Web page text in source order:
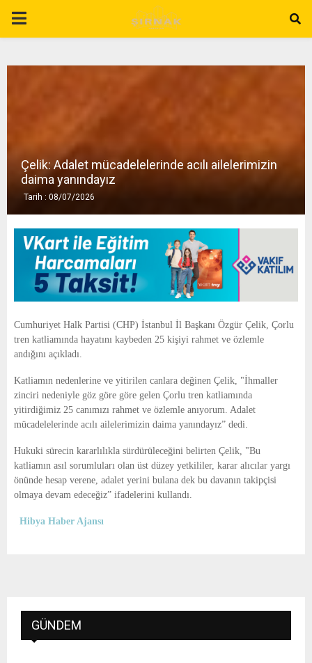
P
A
E
N
U
Çelik: Adalet mücadelelerinde acılı ailelerimizin
daima yanındayız
Tarih : 08/07/2026
Cumhuriyet Halk Partisi (CHP) İstanbul İl Başkanı Özgür Çelik, Çorlu
tren katliamında hayatını kaybeden 25 kişiyi rahmet ve özlemle
andığını açıkladı.
Katliamın nedenlerine ve yitirilen canlara değinen Çelik, "İhmaller
zinciri nedeniyle göz göre göre gelen Çorlu tren katliamında
yitirdiğimiz 25 canımızı rahmet ve özlemle anıyorum. Adalet
mücadelelerinde acılı ailelerimizin daima yanındayız” dedi.
Hukuki sürecin kararlılıkla sürdürüleceğini belirten Çelik, "Bu
katliamın asıl sorumluları olan üst düzey yetkililer, karar alıcılar yargı
önünde hesap verene, adalet yerini bulana dek bu davanın takipçisi
olmaya devam edeceğiz” ifadelerini kullandı.
Hibya Haber Ajansı
GÜNDEM